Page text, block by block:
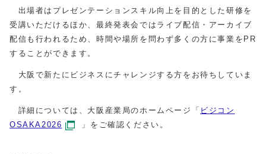
出場者はプレゼンテーションスキル向上を目的とした研修を
受講いただけるほか、最終発表会ではライブ配信・アーカイブ
配信も行われるため、時間や場所を問わず多くの方に事業をPR
することができます。
大阪で新たにビジネスにチャレンジする方をお待ちしていま
す。
詳細については、大阪産業局のホームページ「 ビジコン
OSAKA2026
」をご確認ください。